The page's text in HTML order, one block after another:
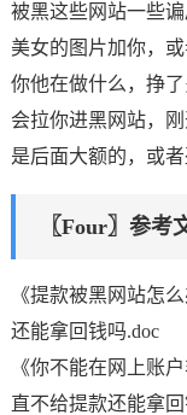
被黑这些网站一些
美女的图片加你，
你他在做什么，挣
会拉你进黑网站，
是后面大额的，或
〖Four〗参考
《提款被黑网站怎
还能拿回钱吗.doc
《你不能在网上账
直不给提款还能拿